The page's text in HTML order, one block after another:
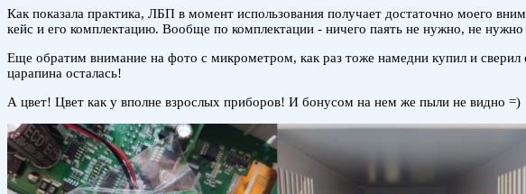
Как показала практика, ЛБП в момент использования получает достаточно моего
кейс и его комплектацию. Вообще по комплектации - ничего паять не нужно, не
Еще обратим внимание на фото с микрометром, как раз тоже намедни купил и
царапина осталась!
А цвет! Цвет как у вполне взрослых приборов! И бонусом на нем же пыли не видно =)